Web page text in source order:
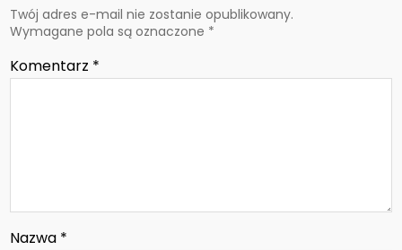
Twój adres e-mail nie zostanie opublikowany.
Wymagane pola są oznaczone *
Komentarz *
Nazwa *